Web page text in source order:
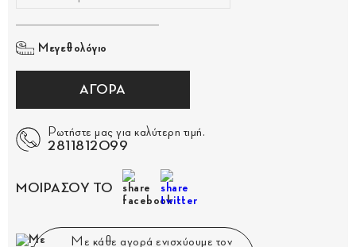
Μεγεθολόγιο
ΑΓΟΡΑ
Ρωτήστε μας για καλύτερη τιμή.
2811812099
ΜΟΙΡΑΣΟΥ ΤΟ
Με κάθε αγορά ενισχύουμε τον